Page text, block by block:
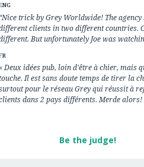
“Nice trick by Grey Worldwide! The
clients in two different countries.
But unfortunately Joe was
Deux idées pub, loin d'être à chier, mais
touche. Il est sans doute temps de tirer la
pour le réseau Grey qui réussit à
dans 2 pays différents. Merde alors!
Be the judge!